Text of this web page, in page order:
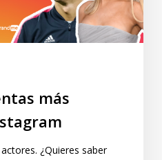
más
¿Quieres saber